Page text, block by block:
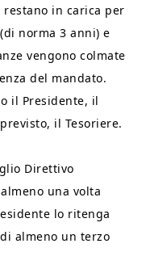
in carica per
norma 3 anni) e
vengono colmate
del mandato.
il Presidente, il
il Tesoriere.
Direttivo
una volta
lo ritenga
almeno un terzo